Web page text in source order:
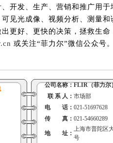
开发、生产、营销和推广用
见光成像、视频分析、测量
更好、更快的决策，拯救生
或关注“菲力尔”微信公众号
公司名称：FLIR（菲力尔
联 系 人： 市场部
电 话： 021-51697628
传 真： 021-54660289
地 址：
上海市普陀区
号